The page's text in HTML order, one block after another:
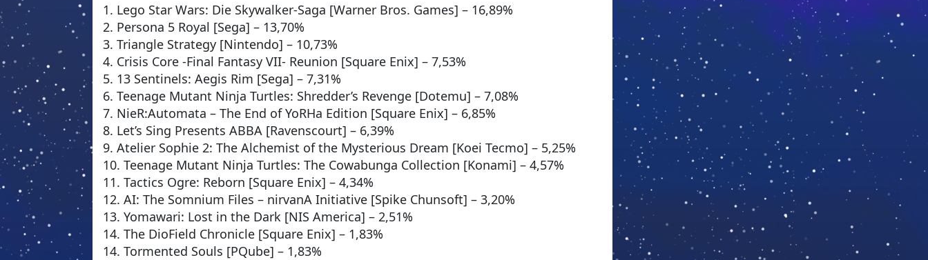
1. Lego Star Wars: Die Skywalker-Saga [Warner Bros. Games] – 16,89%
2. Persona 5 Royal [Sega] – 13,70%
3. Triangle Strategy [Nintendo] – 10,73%
4. Crisis Core -Final Fantasy VII- Reunion [Square Enix] – 7,53%
5. 13 Sentinels: Aegis Rim [Sega] – 7,31%
6. Teenage Mutant Ninja Turtles: Shredder’s Revenge [Dotemu] – 7,08%
7. NieR:Automata – The End of YoRHa Edition [Square Enix] – 6,85%
8. Let’s Sing Presents ABBA [Ravenscourt] – 6,39%
9. Atelier Sophie 2: The Alchemist of the Mysterious Dream [Koei Tecmo] – 5,25%
10. Teenage Mutant Ninja Turtles: The Cowabunga Collection [Konami] – 4,57%
11. Tactics Ogre: Reborn [Square Enix] – 4,34%
12. AI: The Somnium Files – nirvanA Initiative [Spike Chunsoft] – 3,20%
13. Yomawari: Lost in the Dark [NIS America] – 2,51%
14. The DioField Chronicle [Square Enix] – 1,83%
14. Tormented Souls [PQube] – 1,83%